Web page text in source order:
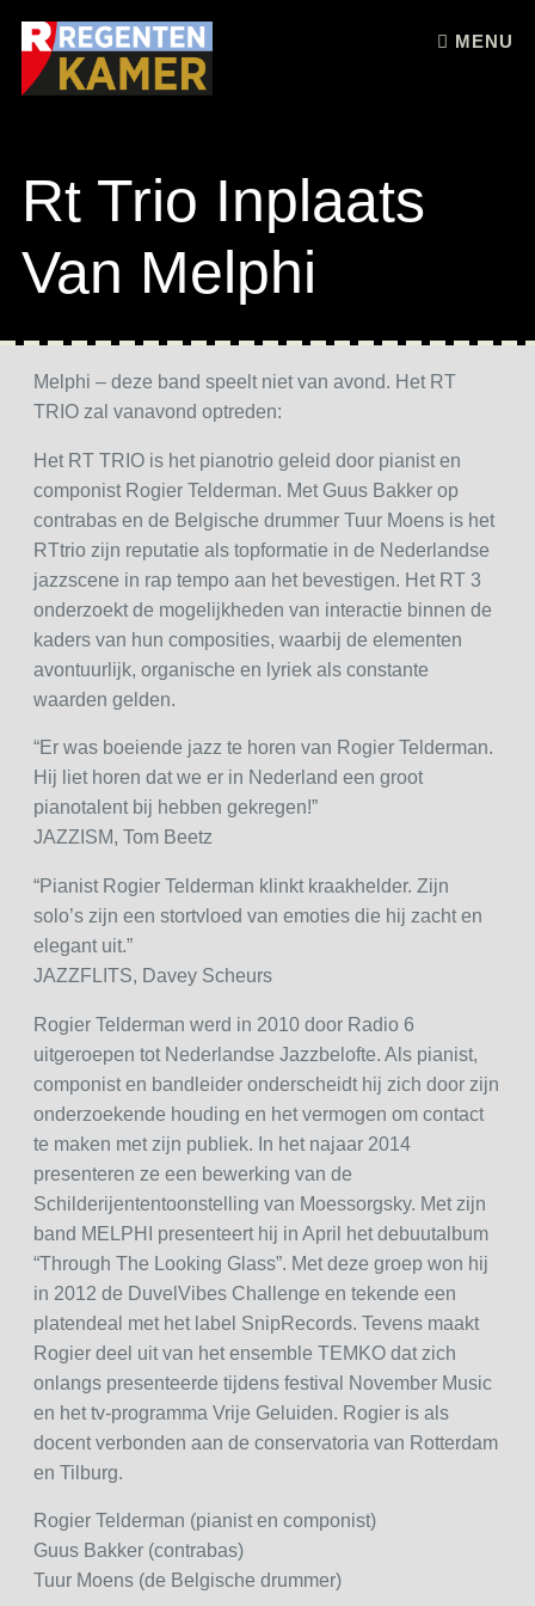
MENU
Skip to content
Rt Trio Inplaats
Van Melphi
Melphi – deze band speelt niet van avond. Het RT
TRIO zal vanavond optreden:
Het RT TRIO is het pianotrio geleid door pianist en
componist Rogier Telderman. Met Guus Bakker op
contrabas en de Belgische drummer Tuur Moens is het
RTtrio zijn reputatie als topformatie in de Nederlandse
jazzscene in rap tempo aan het bevestigen. Het RT 3
onderzoekt de mogelijkheden van interactie binnen de
kaders van hun composities, waarbij de elementen
avontuurlijk, organische en lyriek als constante
waarden gelden.
“Er was boeiende jazz te horen van Rogier Telderman.
Hij liet horen dat we er in Nederland een groot
pianotalent bij hebben gekregen!”
JAZZISM, Tom Beetz
“Pianist Rogier Telderman klinkt kraakhelder. Zijn
solo’s zijn een stortvloed van emoties die hij zacht en
elegant uit.”
JAZZFLITS, Davey Scheurs
Rogier Telderman werd in 2010 door Radio 6
uitgeroepen tot Nederlandse Jazzbelofte. Als pianist,
componist en bandleider onderscheidt hij zich door zijn
onderzoekende houding en het vermogen om contact
te maken met zijn publiek. In het najaar 2014
presenteren ze een bewerking van de
Schilderijententoonstelling van Moessorgsky. Met zijn
band MELPHI presenteert hij in April het debuutalbum
“Through The Looking Glass”. Met deze groep won hij
in 2012 de DuvelVibes Challenge en tekende een
platendeal met het label SnipRecords. Tevens maakt
Rogier deel uit van het ensemble TEMKO dat zich
onlangs presenteerde tijdens festival November Music
en het tv-programma Vrije Geluiden. Rogier is als
docent verbonden aan de conservatoria van Rotterdam
en Tilburg.
Rogier Telderman (pianist en componist)
Guus Bakker (contrabas)
Tuur Moens (de Belgische drummer)